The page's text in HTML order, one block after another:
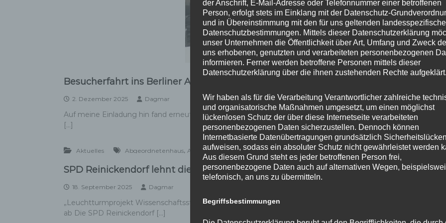
Besucherfahrt ins Berliner Abgeordnetenhaus
2. Dezember 2025 Dagmar
Auf meine Einladung hin fand erneut eine sehr gut besuchte Besucherfahrt ins Berliner Abgeordnetenhaus
[…]
Aktuelles Abgeordnetenhaus, AGH ,Besucherfahrt,Bürgerfahrt,Fahrt,Fraktion,Jörg,Jörg Stroedter,
SPD Reinickendorf lehnt die vom Senat geplante Verschiebung der Finanzierung ab
18. September 2025 Dagmar
„Leuchtturmprojekt Wissenschaftsstandort TXL muss Priorität bleiben“ SPD Reinickendorf lehnt die vom
ab Die SPD Reinickendorf […]
der Anschrift, E-Mail-Adresse oder Telefonnummer einer betroffenen
Person, erfolgt stets im Einklang mit der Datenschutz-
und in Übereinstimmung mit den für uns geltenden
Datenschutzbestimmungen. Mittels dieser Datenschutzerklärung
unser Unternehmen die Öffentlichkeit über Art, Umfang und Zweck
uns erhobenen, genutzten und verarbeiteten personenbezogenen
informieren. Ferner werden betroffene Personen mittels dieser
Datenschutzerklärung über die ihnen zustehenden Rechte aufgeklärt.
Wir haben als für die Verarbeitung Verantwortlicher zahlreiche
und organisatorische Maßnahmen umgesetzt, um einen möglichst
lückenlosen Schutz der über diese Internetseite verarbeiteten
personenbezogenen Daten sicherzustellen. Dennoch können
Internetbasierte Datenübertragungen grundsätzlich Sicherheitslücken
aufweisen, sodass ein absoluter Schutz nicht gewährleistet werden
Aus diesem Grund steht es jeder betroffenen Person frei,
personenbezogene Daten auch auf alternativen Wegen,
telefonisch, an uns zu übermitteln.
Begriffsbestimmungen